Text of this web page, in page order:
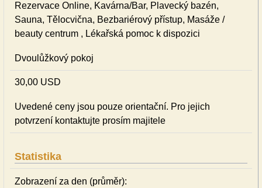
Rezervace Online, Kavárna/Bar, Plavecký bazén,
Sauna, Tělocvična, Bezbariérový přístup, Masáže /
beauty centrum , Lékařská pomoc k dispozici
Dvoulůžkový pokoj
30,00 USD
Uvedené ceny jsou pouze orientační. Pro jejich
potvrzení kontaktujte prosím majitele
Statistika
Zobrazení za den (průměr):